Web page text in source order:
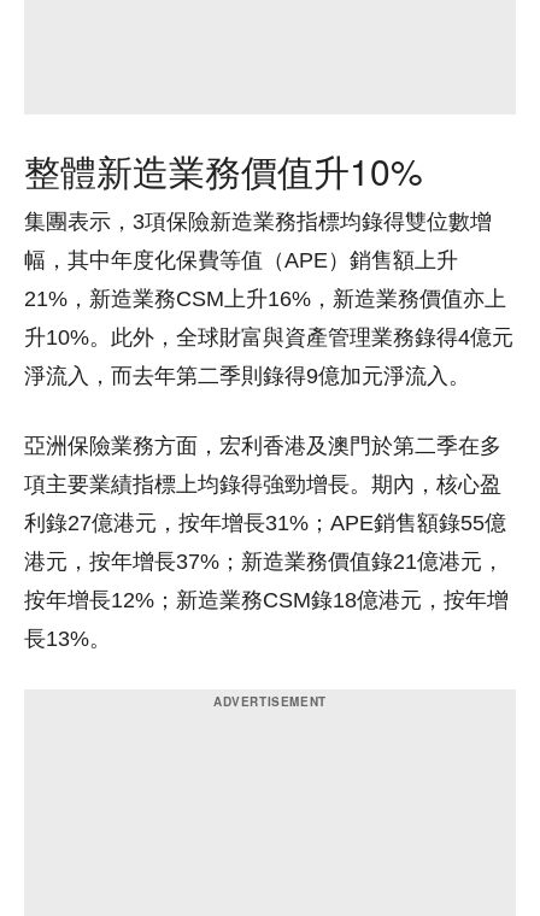
整體新造業務價值升10%
集團表示，3項保險新造業務指標均錄得雙位數增
幅，其中年度化保費等值（APE）銷售額上升
21%，新造業務CSM上升16%，新造業務價值亦上
升10%。此外，全球財富與資產管理業務錄得4億元
淨流入，而去年第二季則錄得9億加元淨流入。
亞洲保險業務方面，宏利香港及澳門於第二季在多
項主要業績指標上均錄得強勁增長。期內，核心盈
利錄27億港元，按年增長31%；APE銷售額錄55億
港元，按年增長37%；新造業務價值錄21億港元，
按年增長12%；新造業務CSM錄18億港元，按年增
長13%。